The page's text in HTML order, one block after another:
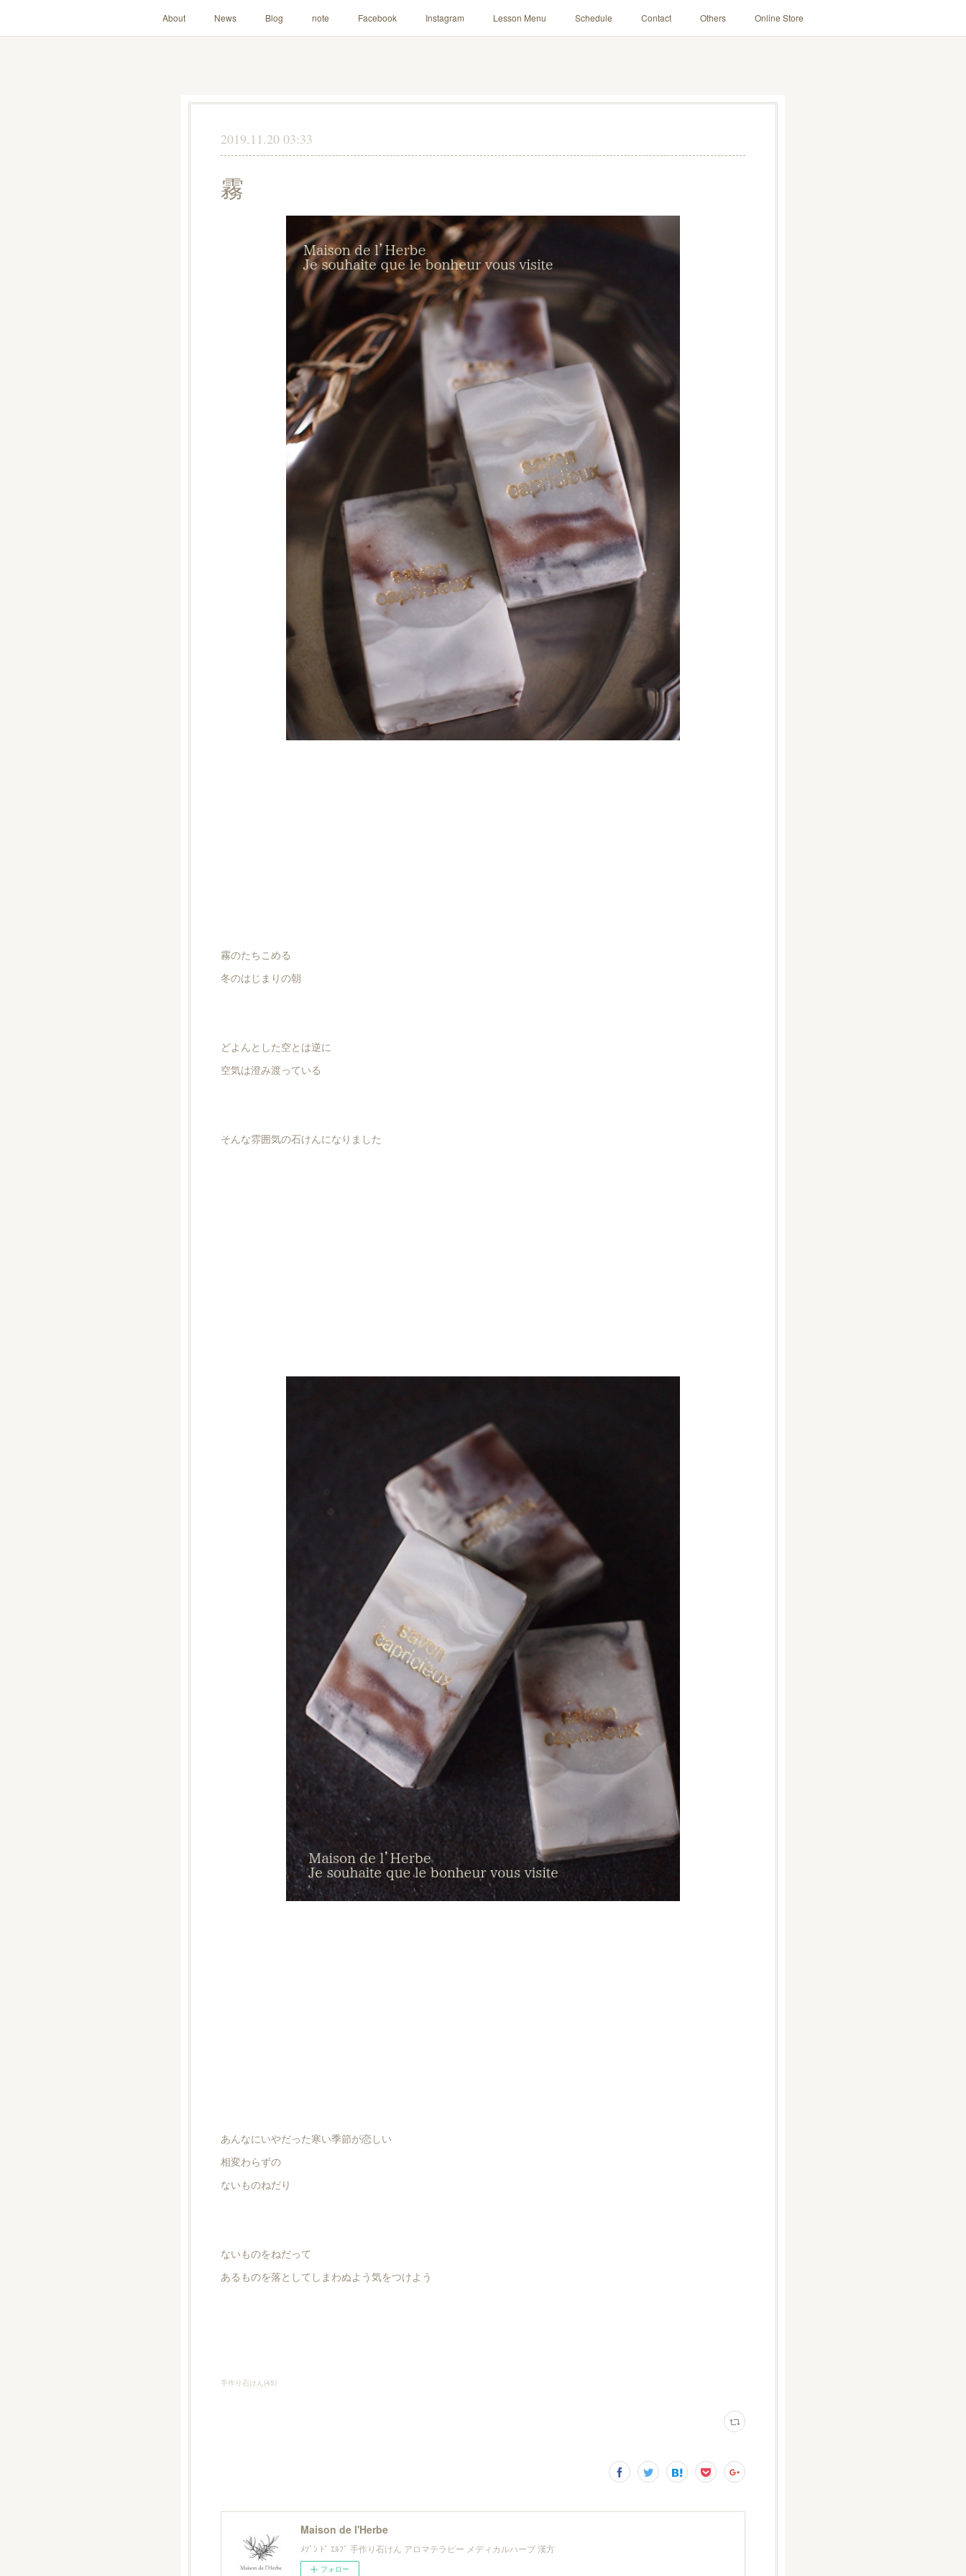
About News Blog note Facebook Instagram Lesson Menu Schedule Contact Others Online Store
2019.11.20 03:33
霧
霧のたちこめる
冬のはじまりの朝
どよんとした空とは逆に
空気は澄み渡っている
そんな雰囲気の石けんになりました
あんなにいやだった寒い季節が恋しい
相変わらずの
ないものねだり
ないものをねだって
あるものを落としてしまわぬよう気をつけよう
手作り石けん(45)
Maison de l'Herbe
ﾒｿﾞﾝ ﾄﾞ ｴﾙﾌﾞ 手作り石けん アロマテラピー メディカルハーブ 漢方
フォロー